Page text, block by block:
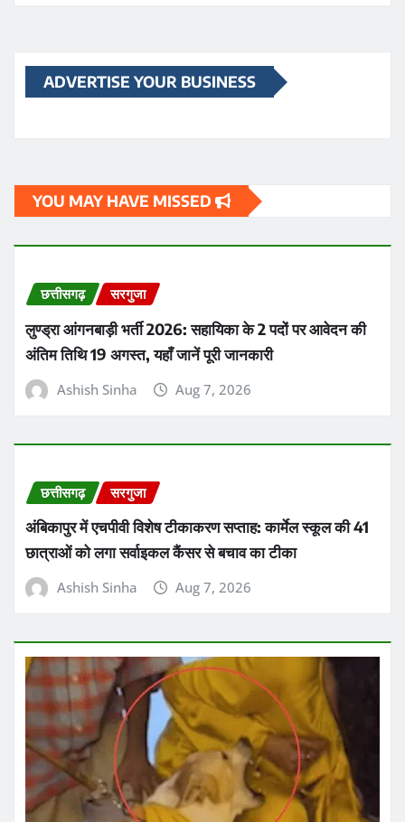
ADVERTISE YOUR BUSINESS
YOU MAY HAVE MISSED
छत्तीसगढ़ सरगुजा
लुण्ड्रा आंगनबाड़ी भर्ती 2026: सहायिका के 2 पदों पर आवेदन की
अंतिम तिथि 19 अगस्त, यहाँ जानें पूरी जानकारी
Ashish Sinha Aug 7, 2026
छत्तीसगढ़ सरगुजा
अंबिकापुर में एचपीवी विशेष टीकाकरण सप्ताह: कार्मेल स्कूल की 41
छात्राओं को लगा सर्वाइकल कैंसर से बचाव का टीका
Ashish Sinha Aug 7, 2026